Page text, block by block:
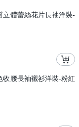
體蕾絲花片長袖洋裝-
腰長袖襯衫洋裝-粉紅